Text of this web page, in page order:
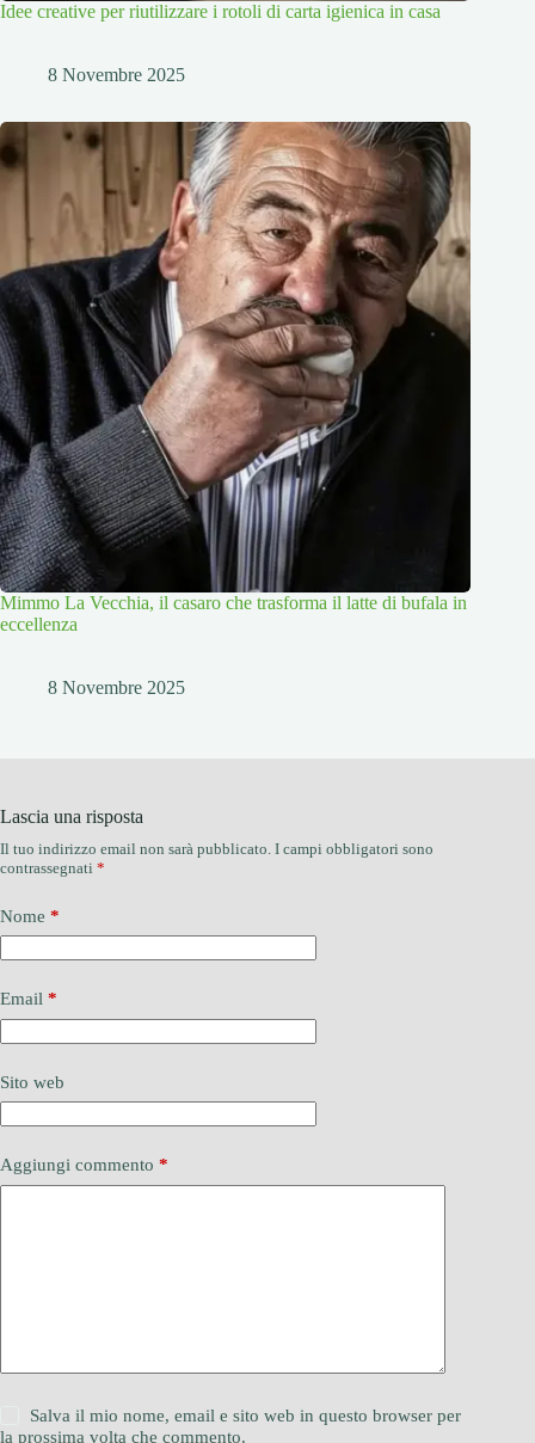
Idee creative per riutilizzare i rotoli di carta igienica in casa
8 Novembre 2025
Mimmo La Vecchia, il casaro che trasforma il latte di bufala in
eccellenza
8 Novembre 2025
Lascia una risposta
Il tuo indirizzo email non sarà pubblicato. I campi obbligatori sono
contrassegnati *
Nome *
Email *
Sito web
Aggiungi commento *
Salva il mio nome, email e sito web in questo browser per
la prossima volta che commento.